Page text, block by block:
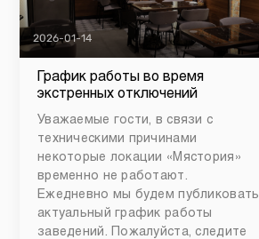
2026-01-14
График работы во время
экстренных отключений
Уважаемые гости, в связи с
техническими причинами
некоторые локации «Мястория»
временно не работают.
Ежедневно мы будем публиковать
актуальный график работы
заведений. Пожалуйста, следите